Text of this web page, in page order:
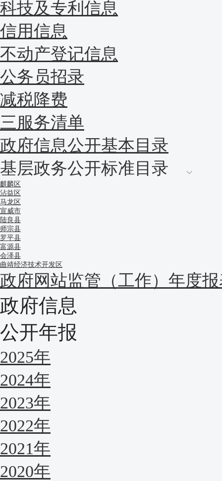
科技及专利信息
信用信息
不动产登记信息
公务员招录
减税降费
三服务清单
政府信息公开基本目录
基层政务公开标准目录
麒麟区
沾益区
马龙区
宣威市
陆良县
师宗县
罗平县
富源县
会泽县
曲靖经济技术开发区
政府网站监管（工作）年度
政府信息
公开年报
2025年
2024年
2023年
2022年
2021年
2020年